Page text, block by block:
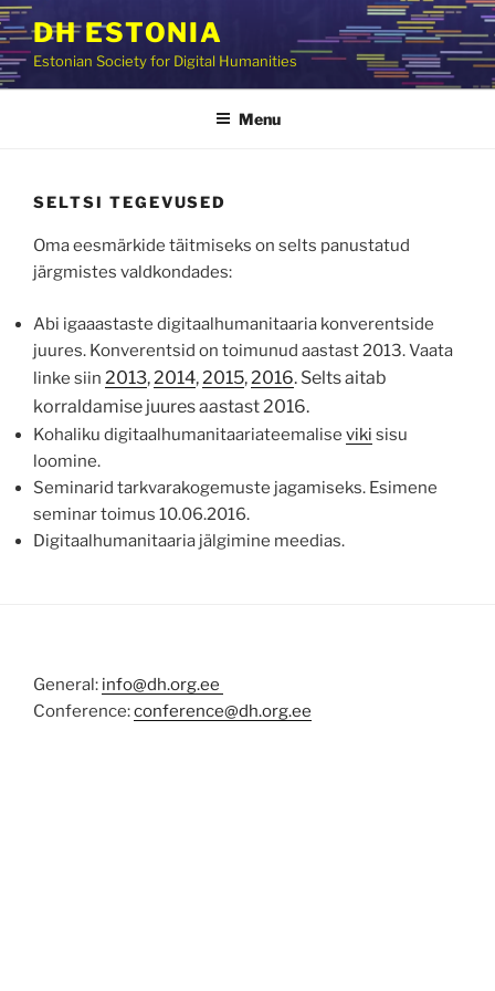
Skip
to
content
DH ESTONIA
Estonian Society for Digital Humanities
Menu
SELTSI TEGEVUSED
Oma eesmärkide täitmiseks on selts panustatud
järgmistes valdkondades:
Abi igaaastaste digitaalhumanitaaria konverentside
juures. Konverentsid on toimunud aastast 2013. Vaata
linke siin 2013, 2014, 2015, 2016. Selts aitab
korraldamise juures aastast 2016.
Kohaliku digitaalhumanitaariateemalise viki sisu
loomine.
Seminarid tarkvarakogemuste jagamiseks. Esimene
seminar toimus 10.06.2016.
Digitaalhumanitaaria jälgimine meedias.
General: info@dh.org.ee
Conference:conference@dh.org.ee